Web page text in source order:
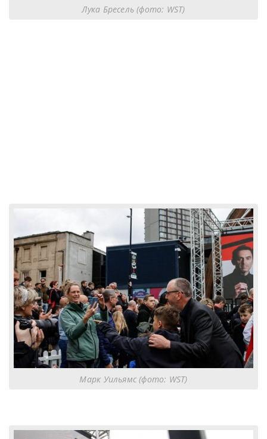
Лука Бресель (фото: WST)
Марк Уильямс (фото: WST)